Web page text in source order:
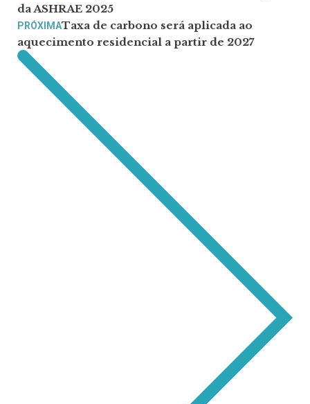
da ASHRAE 2025
PRÓXIMATaxa de carbono será aplicada ao
aquecimento residencial a partir de 2027